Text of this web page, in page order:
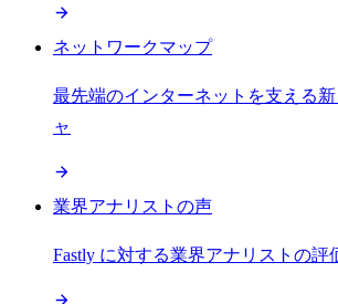
ネットワークマップ
最先端のインターネットを支える
ャ
業界アナリストの声
Fastly に対する業界アナリストの評